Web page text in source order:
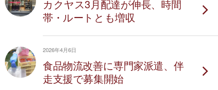
カクヤス3月配達が伸長、時間
帯・ルートとも増収
2026年4月6日
食品物流改善に専門家派遣、伴
走支援で募集開始